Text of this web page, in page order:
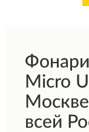
Micro
всей